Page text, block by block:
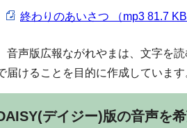
終わりのあいさつ （mp3 81.7 KB
声版広報ながれやまは、文字を読
届けることを目的に作成しています
デイジー)版の音声を